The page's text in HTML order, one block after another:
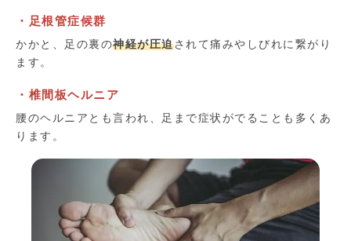
・足根管症候群
かかと、足の裏の神経が圧迫されて痛みやしびれに繋がり
ます。
・椎間板ヘルニア
腰のヘルニアとも言われ、足まで症状がでることも多くあ
ります。